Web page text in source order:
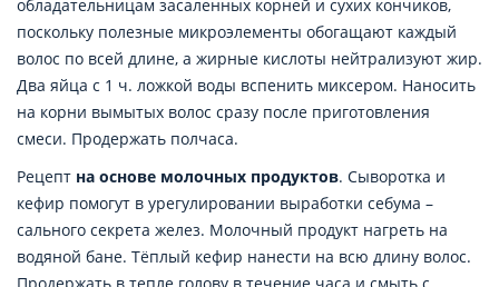
обладательницам засаленных корней и сухих кончиков,
поскольку полезные микроэлементы обогащают каждый
волос по всей длине, а жирные кислоты нейтрализуют жир.
Два яйца с 1 ч. ложкой воды вспенить миксером. Наносить
на корни вымытых волос сразу после приготовления
смеси. Продержать полчаса.
Рецепт на основе молочных продуктов. Сыворотка и
кефир помогут в урегулировании выработки себума –
сального секрета желез. Молочный продукт нагреть на
водяной бане. Тёплый кефир нанести на всю длину волос.